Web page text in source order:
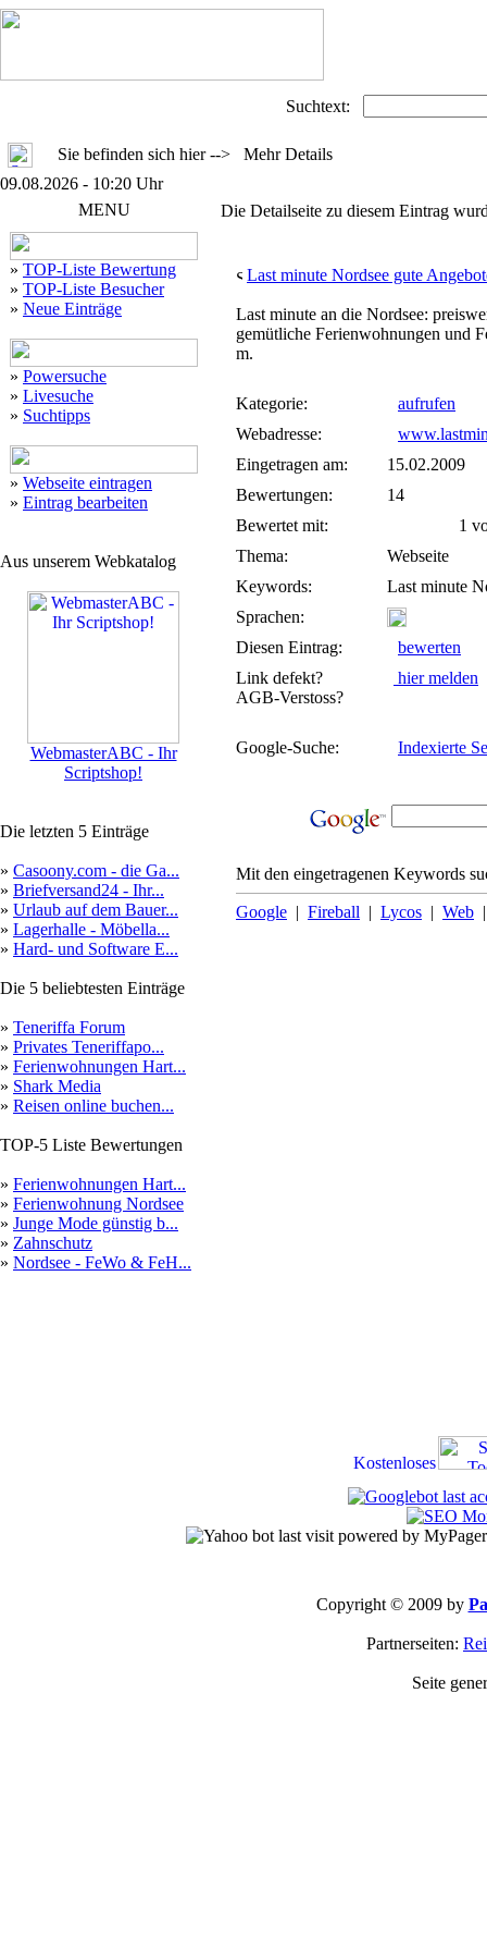
Suchtext:
Sie befinden sich hier --> Mehr Details
09.08.2026 - 10:20 Uhr
MENU
» TOP-Liste Bewertung
» TOP-Liste Besucher
» Neue Einträge
» Powersuche
» Livesuche
» Suchtipps
» Webseite eintragen
» Eintrag bearbeiten
Aus unserem Webkatalog
WebmasterABC - Ihr
Scriptshop!
Die letzten 5 Einträge
» Casoony.com - die Ga...
» Briefversand24 - Ihr...
» Urlaub auf dem Bauer...
» Lagerhalle - Möbella...
» Hard- und Software E...
Die 5 beliebtesten Einträge
» Teneriffa Forum
» Privates Teneriffapo...
» Ferienwohnungen Hart...
» Shark Media
» Reisen online buchen...
TOP-5 Liste Bewertungen
» Ferienwohnungen Hart...
» Ferienwohnung Nordsee
» Junge Mode günstig b...
» Zahnschutz
» Nordsee - FeWo & FeH...
Die Detailseite zu diesem Eintrag
Last minute Nordsee gute
Last minute an die Nordsee:
gemütliche Ferienwohnungen und
m.
Kategorie:
aufrufen
Webadresse:
Eingetragen am:
15.02.2009
Bewertungen:
14
Bewertet mit:
1
Thema:
Webseite
Keywords:
Last minute
Sprachen:
Diesen Eintrag:
bewerten
Link defekt?
AGB-Verstoss?
hier melden
Google-Suche: Indexierte
Mit den eingetragenen Keywords
Google | Fireball | Lycos | Web
Copyright © 2009 by
Partnerseiten:
Seite